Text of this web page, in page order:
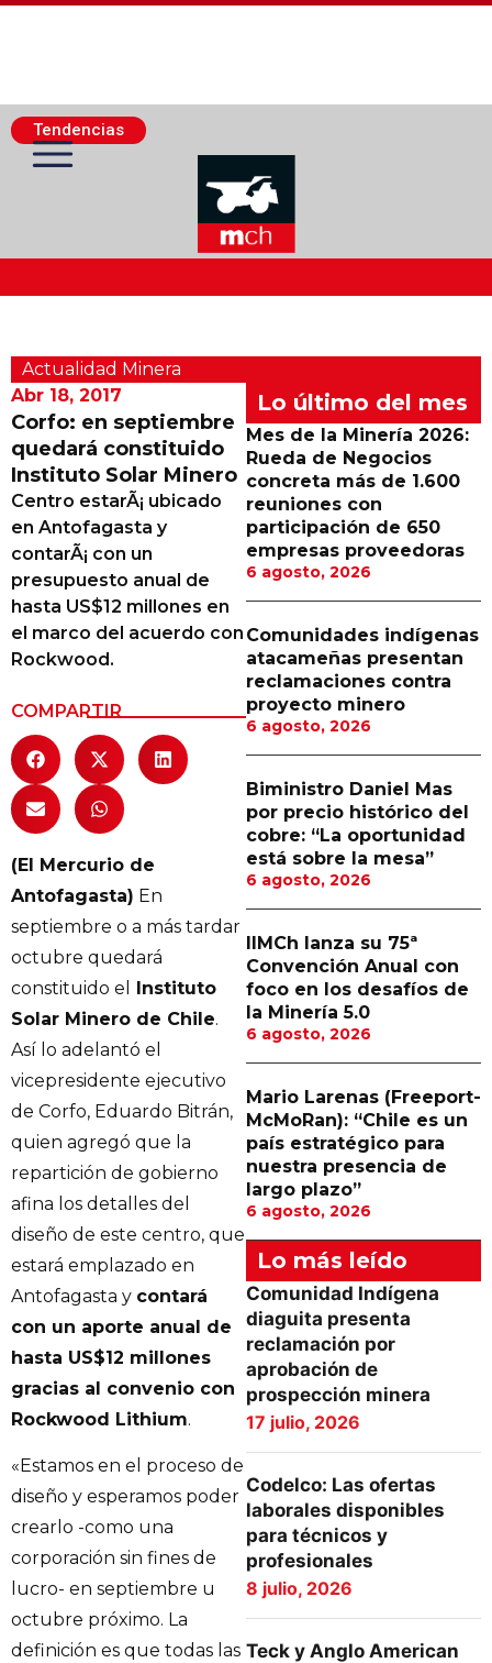
Tendencias
Actualidad Minera
Minería Superficie
Minerí­a Subterránea
Proveedores
Canal Digital
Columnas de Opinión
Designaciones
Revistas Digital
Siguenos
Actualidad Minera
Abr 18, 2017
Corfo: en septiembre
quedará constituido
Instituto Solar Minero
Centro estarÃ¡ ubicado
en Antofagasta y
contarÃ¡ con un
presupuesto anual de
hasta US$12 millones en
el marco del acuerdo con
Rockwood.
COMPARTIR
(El Mercurio de
Antofagasta) En
septiembre o a más tardar
octubre quedará
constituido el
Instituto
Solar Minero de Chile.
Así lo adelantó el
vicepresidente ejecutivo
de Corfo, Eduardo Bitrán,
quien agregó que la
repartición de gobierno
afina los detalles del
diseño de este centro, que
estará emplazado en
Antofagasta y contará
con un aporte anual de
hasta US$12 millones
gracias al convenio con
Rockwood Lithium.
«Estamos en el proceso de
diseño y esperamos poder
crearlo -como una
corporación sin fines de
lucro- en septiembre u
octubre próximo. La
definición es que todas las
Lo último del mes
Mes de la Minería 2026:
Rueda de Negocios
concreta más de 1.600
reuniones con
participación de 650
empresas proveedoras
6 agosto, 2026
Comunidades indígenas
atacameñas presentan
reclamaciones contra
proyecto minero
6 agosto, 2026
Biministro Daniel Mas
por precio histórico del
cobre: “La oportunidad
está sobre la mesa”
6 agosto, 2026
IIMCh lanza su 75ª
Convención Anual con
foco en los desafíos de
la Minería 5.0
6 agosto, 2026
Mario Larenas (Freeport-
McMoRan): “Chile es un
país estratégico para
nuestra presencia de
largo plazo”
6 agosto, 2026
Lo más leído
Comunidad Indígena
diaguita presenta
reclamación por
aprobación de
prospección minera
17 julio, 2026
Codelco: Las ofertas
laborales disponibles
para técnicos y
profesionales
8 julio, 2026
Teck y Anglo American